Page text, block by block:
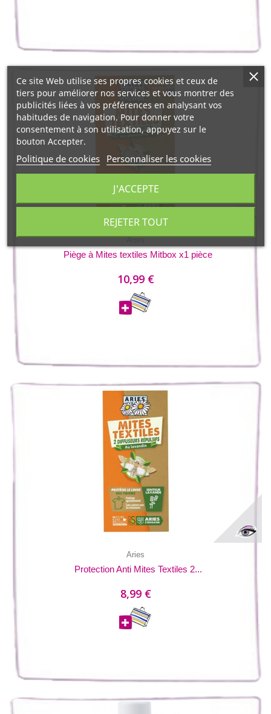
Aries
Piège à Mites textiles Mitbox x1 pièce
10,99 €
Aries
Protection Anti Mites Textiles 2...
8,99 €
Ce site Web utilise ses propres cookies et ceux de
tiers pour améliorer nos services et vous montrer des
publicités liées à vos préférences en analysant vos
habitudes de navigation. Pour donner votre
consentement à son utilisation, appuyez sur le
bouton Accepter.
Politique de cookies Personnaliser les cookies
REJETER TOUT
J'ACCEPTE